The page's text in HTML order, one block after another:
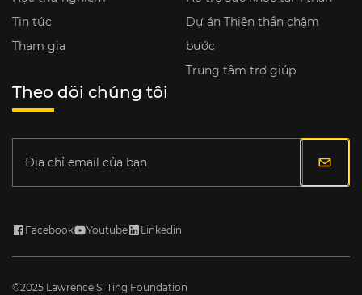
Tin tức
Tham gia
Dự án Thiên thần chậm
bước
Trung tâm trợ giúp
Theo dõi chúng tôi
Địa chỉ email của bạn
Facebook Youtube Linkedin
©2025 Lawrence S. Ting Foundation